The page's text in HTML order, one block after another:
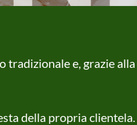
tradizionale e, grazie alla
della propria clientela.